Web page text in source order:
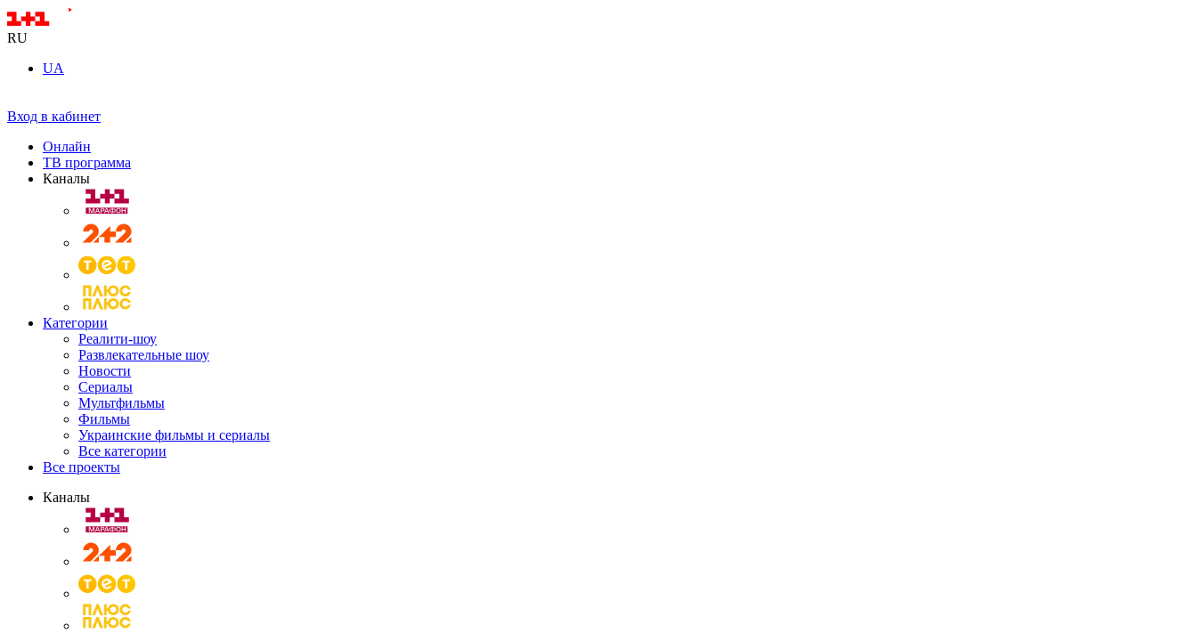
RU
UA
Вход в кабинет
Онлайн
ТВ программа
Каналы
Категории
Реалити-шоу
Развлекательные шоу
Новости
Сериалы
Мультфильмы
Фильмы
Украинские фильмы и сериалы
Все категории
Все проекты
Каналы